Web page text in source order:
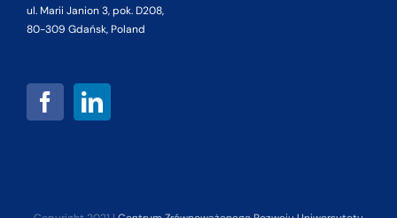
ul. Marii Janion 3, pok. D208,
80-309 Gdańsk, Poland